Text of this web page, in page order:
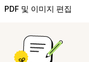
PDF 및 이미지 편집